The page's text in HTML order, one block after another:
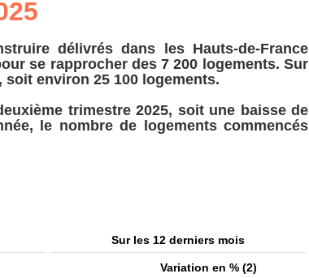
délivrés dans les Hauts-de-France
se rapprocher des 7 200 logements. Sur
environ 25 100 logements.
trimestre 2025, soit une baisse de
le nombre de logements commencés
Sur les 12 derniers mois
Variation en % (2)